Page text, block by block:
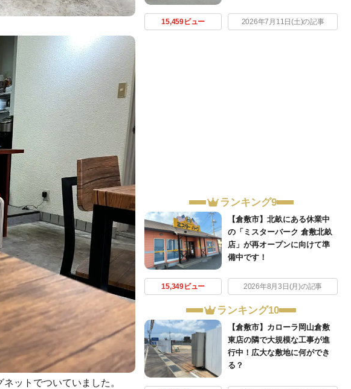
ットでついていました。
15,459ビュー 2026年7月11日(土)の記事
ランキング9
【倉敷市】北畝にある休業中
の「ミスターバーク 倉敷北畝
店」が再オープンに向けて準
備中です！
15,349ビュー 2026年8月3日(月)の記事
ランキング10
【倉敷市】カローラ岡山倉敷
東店の隣で大規模な工事が進
行中！広大な敷地に何ができ
る？